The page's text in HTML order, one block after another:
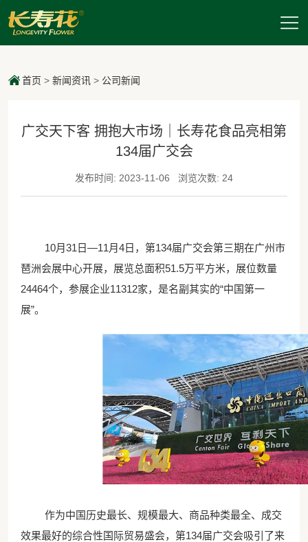
首页 > 新闻资讯> 公司新闻
广交天下客 拥抱大市场｜长寿花食品亮相第
134届广交会
发布时间: 2023-11-06 浏览次数: 24
10月31日—11月4日，第134届广交会第三期在广州市
琶洲会展中心开展，展览总面积51.5万平方米，展位数量
24464个，参展企业11312家，是名副其实的“中国第一
展”。
作为中国历史最长、规模最大、商品种类最全、成交
效果最好的综合性国际贸易盛会，第134届广交会吸引了来